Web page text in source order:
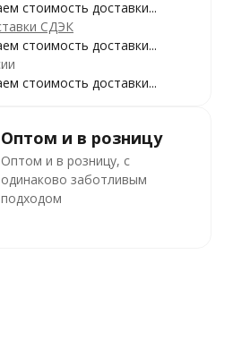
стоимость доставки...
СДЭК
стоимость доставки...
стоимость доставки...
Оптом и в розницу
Оптом и в розницу, с
одинаково заботливым
подходом